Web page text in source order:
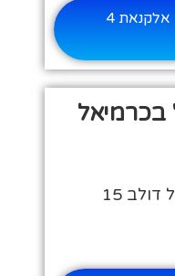
לכל המידע על גן ילדים פחר אלקנאת 4
בכרמיאל
15